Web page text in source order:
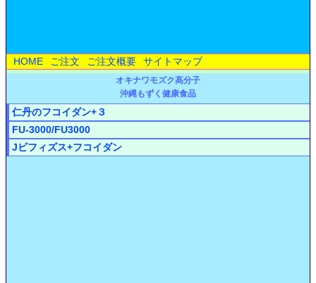
HOME ご注文 ご注文概要 サイトマップ
オキナワモズク高分子
沖縄もずく健康食品
仁丹のフコイダン+３
FU-3000/FU3000
Jビフィズス+フコイダン